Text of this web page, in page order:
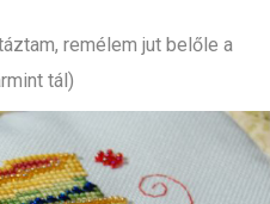
remélem jut belőle a
tál)